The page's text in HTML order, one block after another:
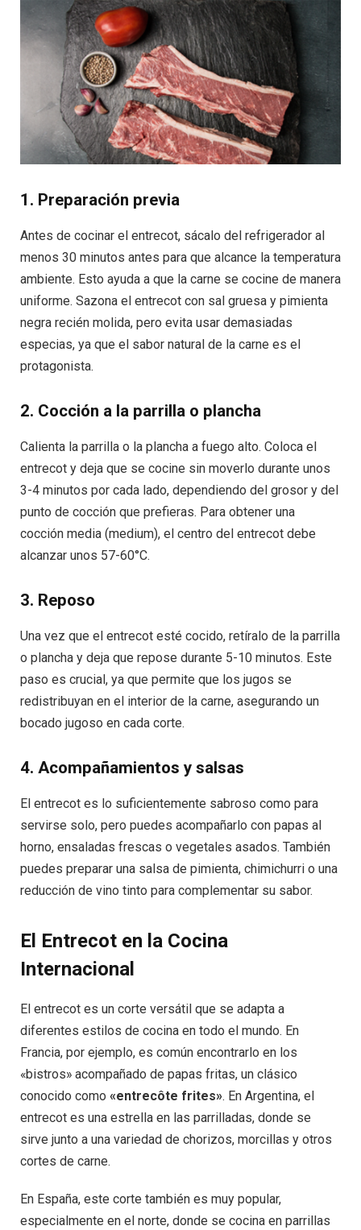
1. Preparación previa
Antes de cocinar el entrecot, sácalo del refrigerador al
menos 30 minutos antes para que alcance la temperatura
ambiente. Esto ayuda a que la carne se cocine de manera
uniforme. Sazona el entrecot con sal gruesa y pimienta
negra recién molida, pero evita usar demasiadas
especias, ya que el sabor natural de la carne es el
protagonista.
2. Cocción a la parrilla o plancha
Calienta la parrilla o la plancha a fuego alto. Coloca el
entrecot y deja que se cocine sin moverlo durante unos
3-4 minutos por cada lado, dependiendo del grosor y del
punto de cocción que prefieras. Para obtener una
cocción media (medium), el centro del entrecot debe
alcanzar unos 57-60°C.
3. Reposo
Una vez que el entrecot esté cocido, retíralo de la parrilla
o plancha y deja que repose durante 5-10 minutos. Este
paso es crucial, ya que permite que los jugos se
redistribuyan en el interior de la carne, asegurando un
bocado jugoso en cada corte.
4. Acompañamientos y salsas
El entrecot es lo suficientemente sabroso como para
servirse solo, pero puedes acompañarlo con papas al
horno, ensaladas frescas o vegetales asados. También
puedes preparar una salsa de pimienta, chimichurri o una
reducción de vino tinto para complementar su sabor.
El Entrecot en la Cocina
Internacional
El entrecot es un corte versátil que se adapta a
diferentes estilos de cocina en todo el mundo. En
Francia, por ejemplo, es común encontrarlo en los
«bistros» acompañado de papas fritas, un clásico
conocido como «entrecôte frites». En Argentina, el
entrecot es una estrella en las parrilladas, donde se
sirve junto a una variedad de chorizos, morcillas y otros
cortes de carne.
En España, este corte también es muy popular,
especialmente en el norte, donde se cocina en parrillas